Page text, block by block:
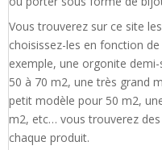
Vous trouverez sur ce site
choisissez-les en fonction
exemple, une orgonite
50 à 70 m2, une très grand
petit modèle pour 50 m2,
m2, etc… vous trouverez
chaque produit.